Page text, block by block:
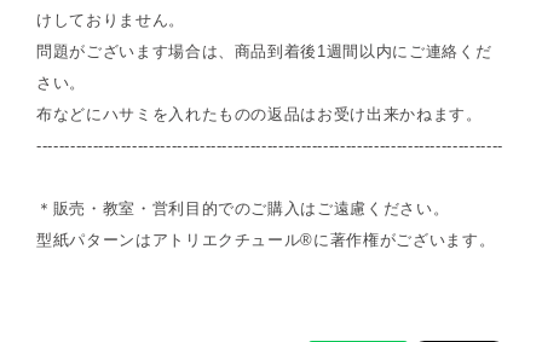
けしておりません。
問題がございます場合は、商品到着後1週間以内にご連絡くだ
さい。
布などにハサミを入れたものの返品はお受け出来かねます。
-----------------------------------------------------------------------------------
＊販売・教室・営利目的でのご購入はご遠慮ください。
型紙パターンはアトリエクチュール®に著作権がございます。